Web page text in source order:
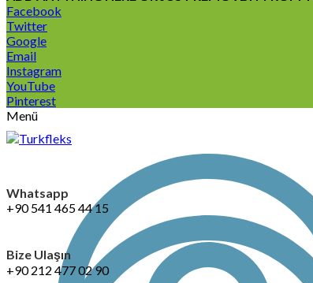
Facebook
Twitter
Google
Email
Instagram
YouTube
Pinterest
Menü
Whatsapp
+90 541 465 44 15
Bize Ulaşın
+90 212 477 02 90